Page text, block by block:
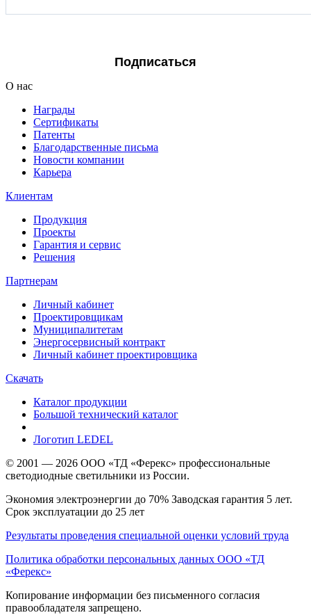
Подписаться
О нас
Награды
Сертификаты
Патенты
Благодарственные письма
Новости компании
Карьера
Клиентам
Продукция
Проекты
Гарантия и сервис
Решения
Партнерам
Личный кабинет
Проектировщикам
Муниципалитетам
Энергосервисный контракт
Личный кабинет проектировщика
Скачать
Каталог продукции
Большой технический каталог
Логотип LEDEL
© 2001 — 2026 ООО «ТД «Ферекс» профессиональные
светодиодные светильники из России.
Экономия электроэнергии до 70% Заводская гарантия 5 лет.
Срок эксплуатации до 25 лет
Результаты проведения специальной оценки условий труда
Политика обработки персональных данных ООО «ТД
«Ферекс»
Копирование информации без письменного согласия
правообладателя запрещено.